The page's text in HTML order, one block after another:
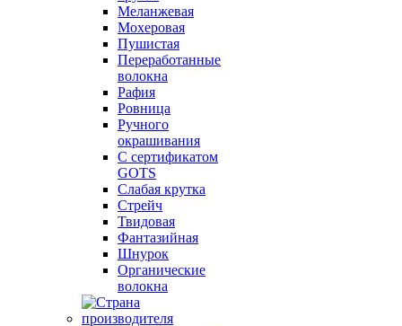
Меланжевая
Мохеровая
Пушистая
Переработанные
волокна
Рафия
Ровница
Ручного
окрашивания
С сертификатом
GOTS
Слабая крутка
Стрейч
Твидовая
Фантазийная
Шнурок
Органические
волокна